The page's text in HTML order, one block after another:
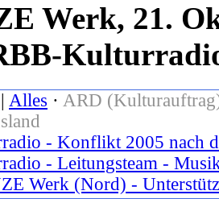
Werk, 21.
Alles · ARD
- Konflikt 2005 nach
- Leitungsteam -
Werk (Nord) -